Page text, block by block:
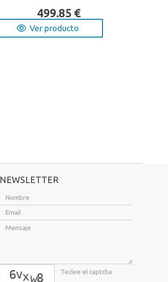
499.85 €
Ver producto
NEWSLETTER
captcha